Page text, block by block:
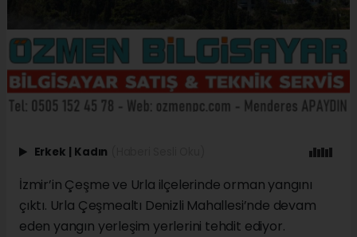
Erkek | Kadın
İzmir’in Çeşme ve Urla ilçelerinde orman yangını
çıktı. Urla Çeşmealtı Denizli Mahallesi’nde devam
eden yangın yerleşim yerlerini tehdit ediyor.